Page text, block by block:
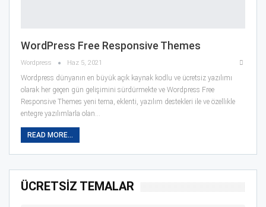
WordPress Free Responsive Themes
Wordpress Haz 5, 2021
Wordpress dünyanın en büyük açık kaynak kodlu ve ücretsiz yazılımı
olarak her geçen gün gelişimini sürdürmekte ve Wordpress Free
Responsive Themes yeni tema, eklenti, yazılım destekleri ile ve özellikle
entegre yazılımlarla olan…
READ MORE...
ÜCRETSİZ TEMALAR